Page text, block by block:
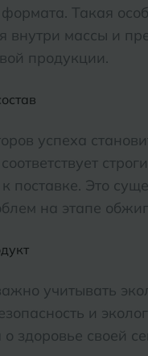
Такая
внутри массы и
продукции.
успеха
поставке. Это
на этапе
учитывать
и
здоровье своей